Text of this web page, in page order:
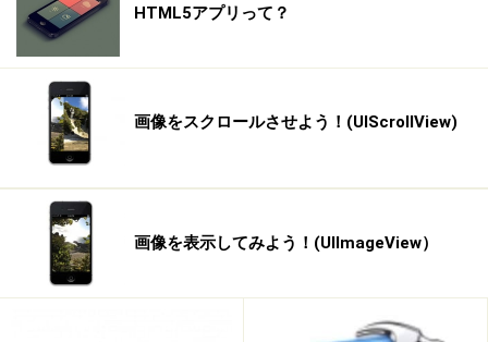
HTML5アプリって？
画像をスクロールさせよう！(UIScrollView)
画像を表示してみよう！(UIImageView）